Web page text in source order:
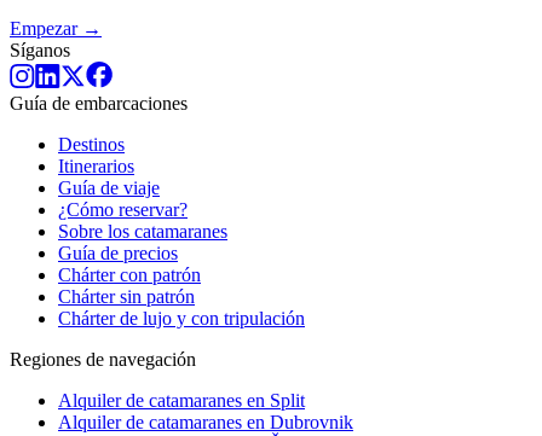
Empezar →
Síganos
Guía de embarcaciones
Destinos
Itinerarios
Guía de viaje
¿Cómo reservar?
Sobre los catamaranes
Guía de precios
Chárter con patrón
Chárter sin patrón
Chárter de lujo y con tripulación
Regiones de navegación
Alquiler de catamaranes en Split
Alquiler de catamaranes en Dubrovnik